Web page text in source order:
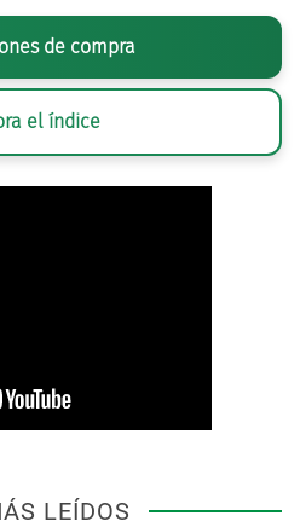
de compra
el índice
LEÍDOS